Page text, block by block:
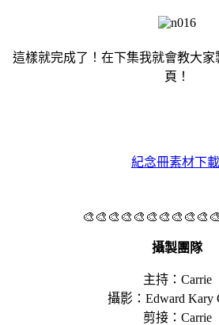
這樣就完成了！在下集我就會教大
頁！
紀念冊素材下載
攝製團隊
主持：Carrie
攝影：Edward Kary
剪接：Carrie